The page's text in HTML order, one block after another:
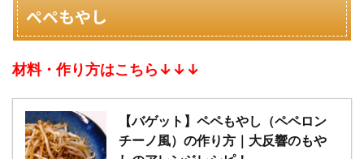
ペペもやし
材料・作り方はこちら↓↓↓
【バゲット】ペペもやし（ペペロン
チーノ風）の作り方｜大反響のもや